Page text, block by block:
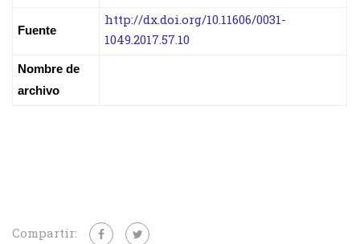
Fuente
http://dx.doi.org/10.11606/0031-
1049.2017.57.10
Nombre de
archivo
Compartir: